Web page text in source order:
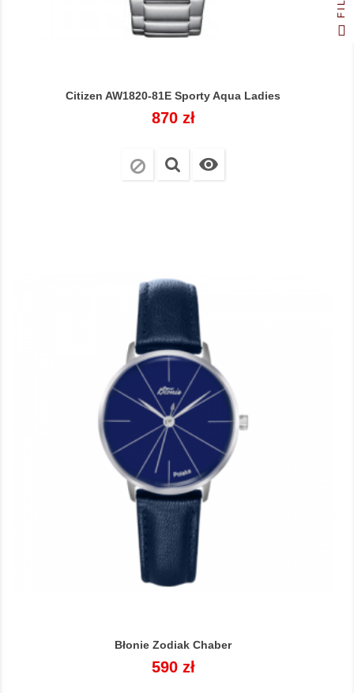
Citizen AW1820-81E Sporty Aqua Ladies
Cena
870 zł

Błonie Zodiak Chaber
Cena
590 zł